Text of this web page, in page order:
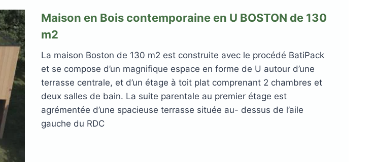
Maison en Bois contemporaine en U BOSTON de 130
m2
La maison Boston de 130 m2 est construite avec le procédé BatiPack
et se compose d’un magnifique espace en forme de U autour d’une
terrasse centrale, et d’un étage à toit plat comprenant 2 chambres et
deux salles de bain. La suite parentale au premier étage est
agrémentée d’une spacieuse terrasse située au- dessus de l’aile
gauche du RDC